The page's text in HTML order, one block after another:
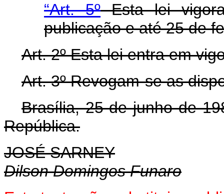
“Art. 5ºEsta lei
publicação e até 25 de
Art. 2º Esta lei entra em
Art. 3º Revogam-se as
Brasília, 25 de junho de
República.
JOSÉ SARNEY
Dilson Domingos Funaro